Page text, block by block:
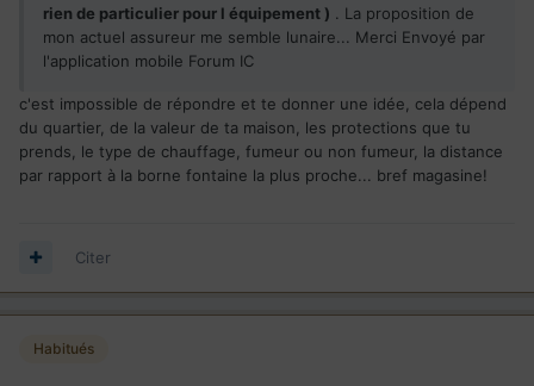
rien de particulier pour l équipement ) . La proposition de
mon actuel assureur me semble lunaire... Merci Envoyé par
l'application mobile Forum IC
c'est impossible de répondre et te donner une idée, cela dépend
du quartier, de la valeur de ta maison, les protections que tu
prends, le type de chauffage, fumeur ou non fumeur, la distance
par rapport à la borne fontaine la plus proche... bref magasine!
Citer
Habitués